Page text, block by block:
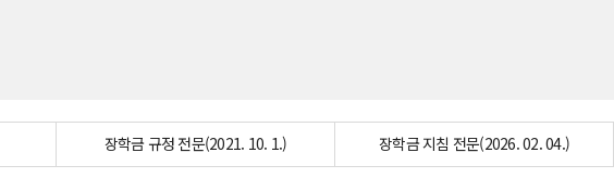
장학금 규정 전문(2021. 10. 1.) 장학금 지침 전문(2026. 02. 04.)